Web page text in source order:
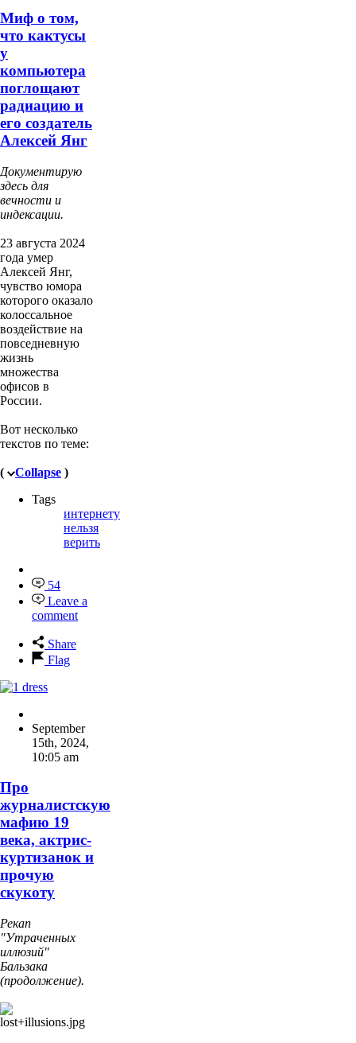
Миф о том,
что кактусы
у
компьютера
поглощают
радиацию и
его создатель
Алексей Янг
Документирую
здесь для
вечности и
индексации.
23 августа 2024
года умер
Алексей Янг,
чувство юмора
которого оказало
колоссальное
воздействие на
повседневную
жизнь
множества
офисов в
России.
Вот несколько
текстов по теме:
( Collapse )
Tags
интернету
нельзя
верить
54
Leave a
comment
Share
Flag
September
15th, 2024,
10:05 am
Про
журналистскую
мафию 19
века, актрис-
куртизанок и
прочую
скукоту
Рекап
"Утраченных
иллюзий"
Бальзака
(продолжение).